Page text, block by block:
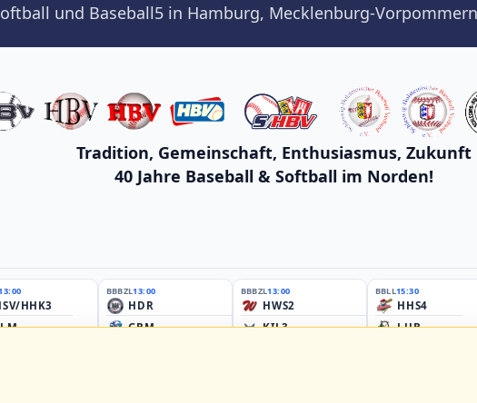
und Baseball5 in Hamburg, Mecklenburg-
Tradition, Gemeinschaft, Enthusiasmus, Zukunft
40 Jahre Baseball & Softball im Norden!
HHK3
BBBZL13:00
HDR
GBM
BBBZL13:00
HWS2
KIL3
BBLL15:30
HHS4
LUB